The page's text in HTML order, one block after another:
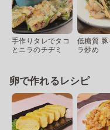
手作りタレでタコ
とニラのチヂミ
低糖質 豚
ラ炒め
卵で作れるレシピ